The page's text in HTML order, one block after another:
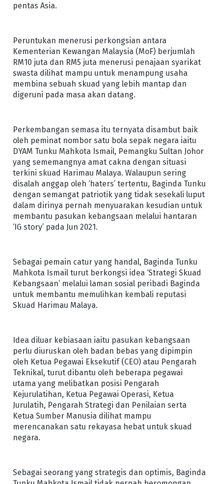
pentas Asia.
Peruntukan menerusi perkongsian antara
Kementerian Kewangan Malaysia (MoF) berjumlah
RM10 juta dan RM5 juta menerusi penajaan syarikat
swasta dilihat mampu untuk menampung usaha
membina sebuah skuad yang lebih mantap dan
digeruni pada masa akan datang.
Perkembangan semasa itu ternyata disambut baik
oleh peminat nombor satu bola sepak negara iaitu
DYAM Tunku Mahkota Ismail, Pemangku Sultan Johor
yang sememangnya amat cakna dengan situasi
terkini skuad Harimau Malaya. Walaupun sering
disalah anggap oleh ‘haters’ tertentu, Baginda Tunku
dengan semangat patriotik yang tidak sesekali luput
dalam dirinya pernah menyuarakan kesudian untuk
membantu pasukan kebangsaan melalui hantaran
‘IG story’ pada Jun 2021.
Sebagai pemain catur yang handal, Baginda Tunku
Mahkota Ismail turut berkongsi idea ‘Strategi Skuad
Kebangsaan’ melalui laman sosial peribadi Baginda
untuk membantu memulihkan kembali reputasi
Skuad Harimau Malaya.
Idea diluar kebiasaan iaitu pasukan kebangsaan
perlu diuruskan oleh badan bebas yang dipimpin
oleh Ketua Pegawai Eksekutif (CEO) atau Pengarah
Teknikal, turut dibantu oleh beberapa pegawai
utama yang melibatkan posisi Pengarah
Kejurulatihan, Ketua Pegawai Operasi, Ketua
Jurulatih, Pengarah Strategi dan Penilaian serta
Ketua Sumber Manusia dilihat mampu
merencanakan satu rekayasa hebat untuk skuad
negara.
Sebagai seorang yang strategis dan optimis, Baginda